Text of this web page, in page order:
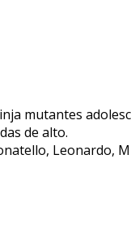
mutantes
de alto.
Leonardo,